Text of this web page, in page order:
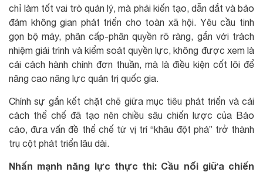
chỉ làm tốt vai trò quản lý, mà phải kiến tạo, dẫn dắt và bảo
đảm không gian phát triển cho toàn xã hội. Yêu cầu tinh
gọn bộ máy, phân cấp-phân quyền rõ ràng, gắn với trách
nhiệm giải trình và kiểm soát quyền lực, không được xem là
cải cách hành chính đơn thuần, mà là điều kiện cốt lõi để
nâng cao năng lực quản trị quốc gia.
Chính sự gắn kết chặt chẽ giữa mục tiêu phát triển và cải
cách thể chế đã tạo nên chiều sâu chiến lược của Báo
cáo, đưa vấn đề thể chế từ vị trí “khâu đột phá” trở thành
trụ cột phát triển lâu dài.
Nhấn mạnh năng lực thực thi: Cầu nối giữa chiến